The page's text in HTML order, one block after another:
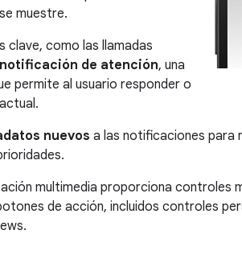
muestre.
clave, como las llamadas
notificación de atención, una
permite al usuario responder o
nuevos a las notificaciones
multimedia proporciona controles
de acción, incluidos controles